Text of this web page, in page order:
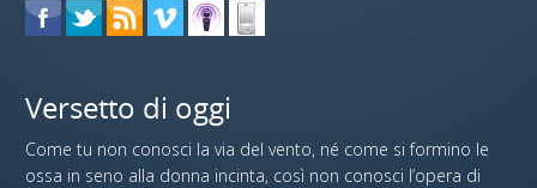
Versetto di oggi
Come tu non conosci la via del vento, né come si formino le
ossa in seno alla donna incinta, così non conosci l’opera di